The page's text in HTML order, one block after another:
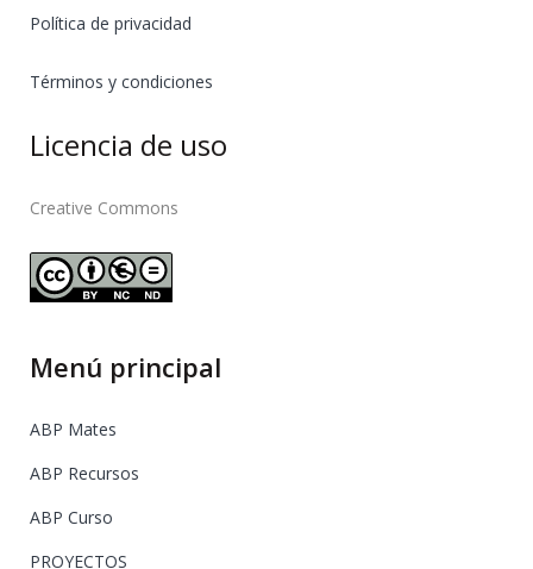
Política de privacidad
Términos y condiciones
Licencia de uso
Creative Commons
Menú principal
ABP Mates
ABP Recursos
ABP Curso
PROYECTOS